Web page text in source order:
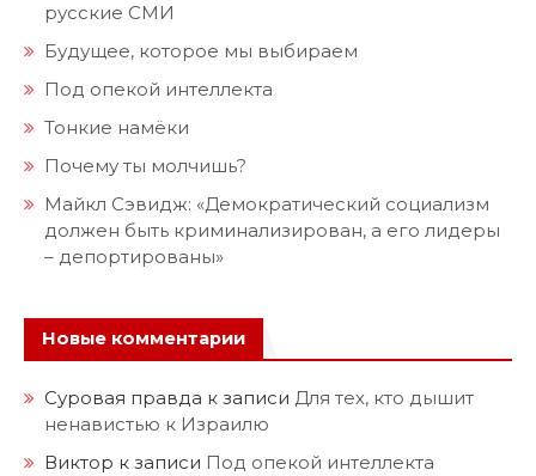
русские СМИ
Будущее, которое мы выбираем
Под опекой интеллекта
Тонкие намёки
Почему ты молчишь?
Майкл Сэвидж: «Демократический социализм
должен быть криминализирован, а его лидеры
– депортированы»
Новые комментарии
Суровая правда к записи Для тех, кто дышит
ненавистью к Израилю
Виктор к записи Под опекой интеллекта